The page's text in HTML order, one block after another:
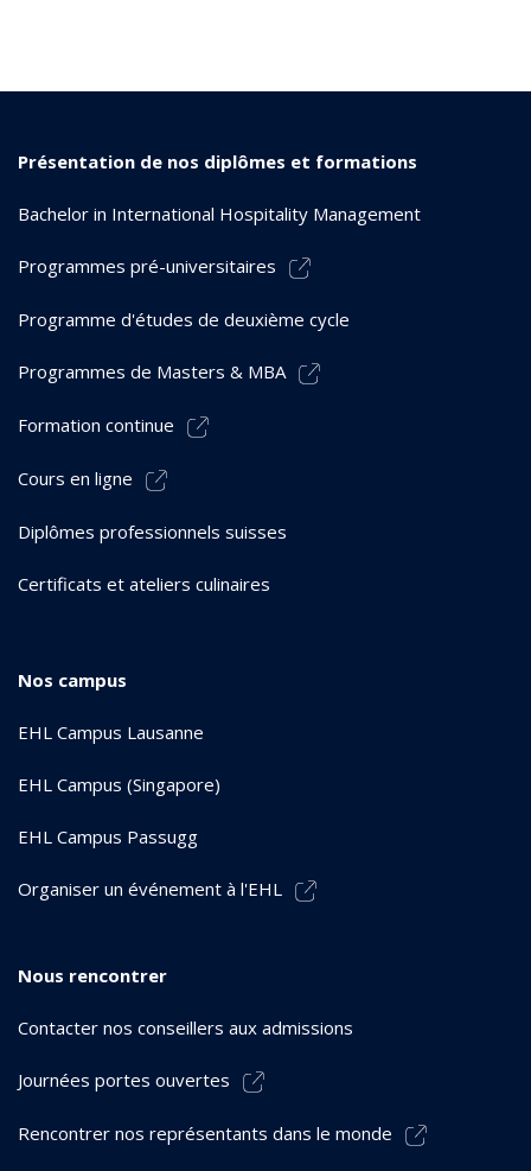
Présentation de nos diplômes et formations
Bachelor in International Hospitality Management
Programmes pré-universitaires
Programme d'études de deuxième cycle
Programmes de Masters & MBA
Formation continue
Cours en ligne
Diplômes professionnels suisses
Certificats et ateliers culinaires
Nos campus
EHL Campus Lausanne
EHL Campus (Singapore)
EHL Campus Passugg
Organiser un événement à l'EHL
Nous rencontrer
Contacter nos conseillers aux admissions
Journées portes ouvertes
Rencontrer nos représentants dans le monde